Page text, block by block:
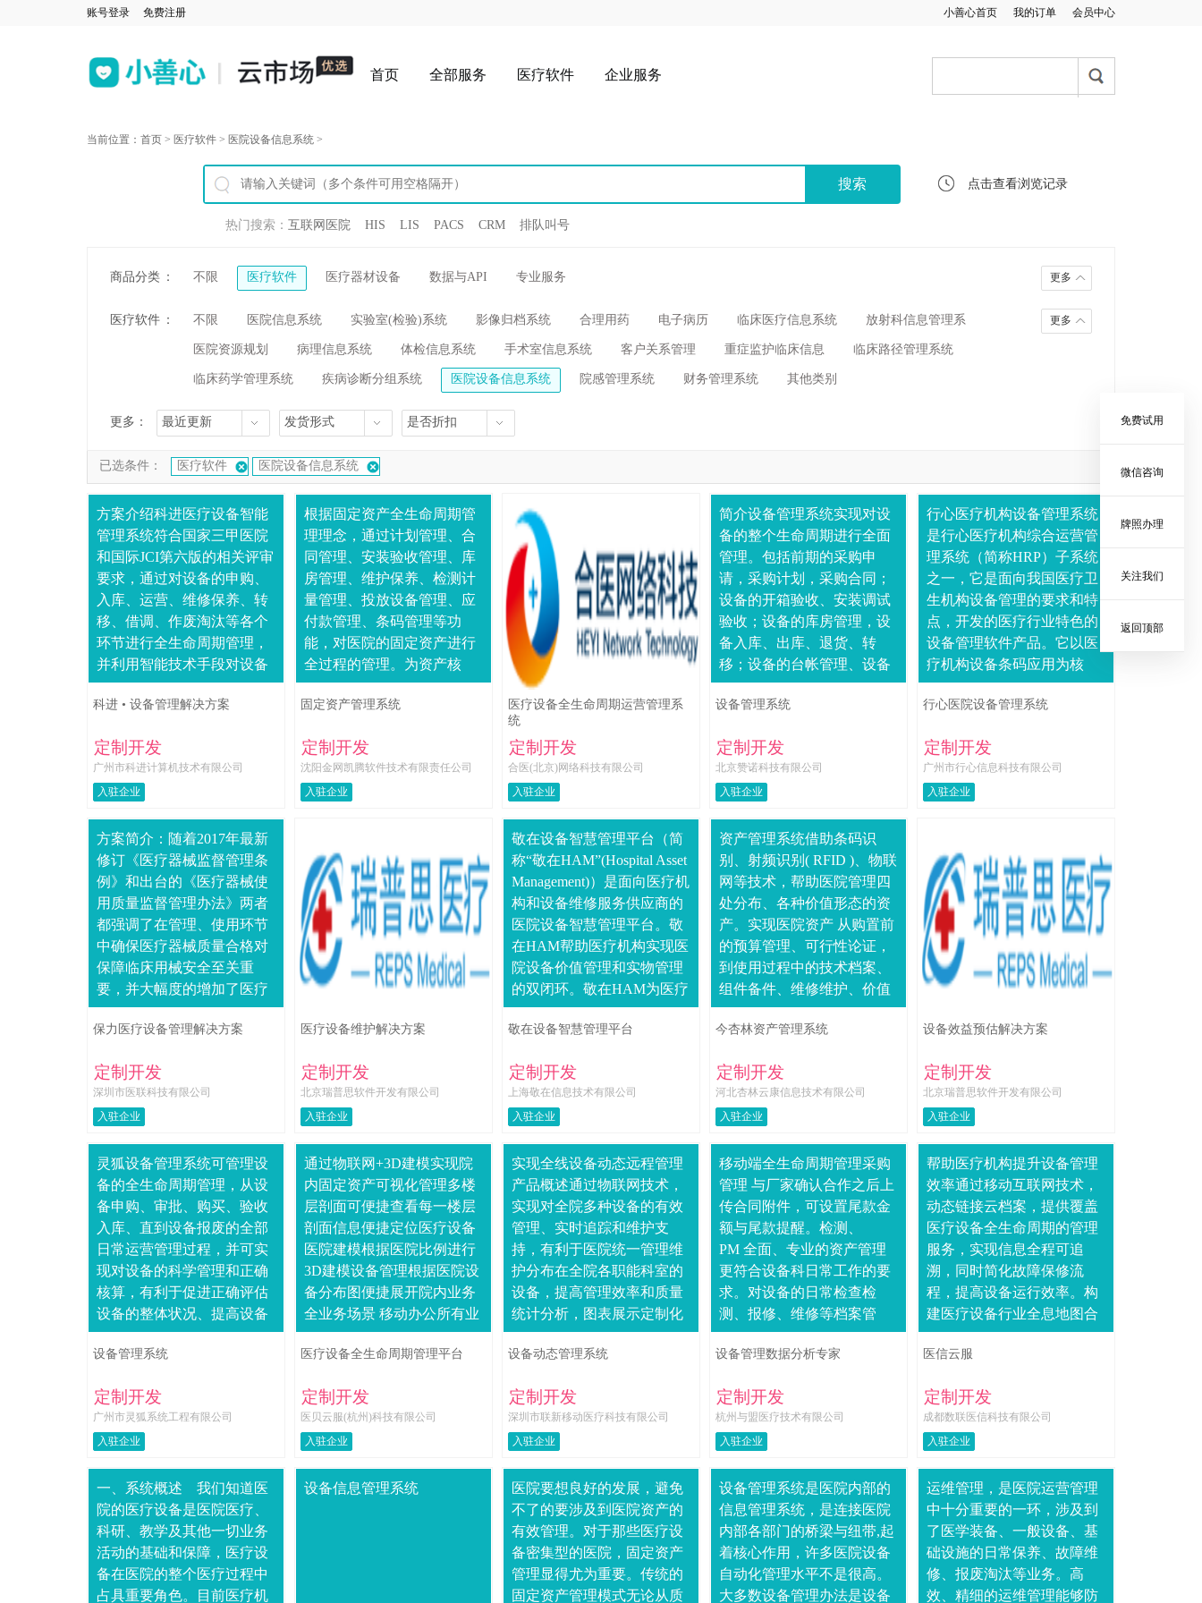
账号登录 免费注册 小善心首页 我的订单 会员中心
首页 全部服务 医疗软件 企业服务
当前位置： 首页 > 医疗软件 > 医院设备信息系统 >
点击查看浏览记录
热门搜索： 互联网医院 HIS LIS PACS CRM 排队叫号
商品分类 ： 不限 医疗软件 医疗器材设备 数据与API 专业服务 更多
医疗软件 ： 不限 医院信息系统 实验室(检验)系统 影像归档系统 合理用药 电子病历 临床医疗信息系统 放射科信息管理系
医院资源规划 病理信息系统 体检信息系统 手术室信息系统 客户关系管理 重症监护临床信息 临床路径管理系统
临床药学管理系统 疾病诊断分组系统 医院设备信息系统 院感管理系统 财务管理系统 其他类别
更多
更多： 最近更新 发货形式 是否折扣
已选条件： 医疗软件 医院设备信息系统
方案介绍科进医疗设备智能
管理系统符合国家三甲医院
和国际JCI第六版的相关评审
要求，通过对设备的申购、
入库、运营、维修保养、转
移、借调、作废淘汰等各个
环节进行全生命周期管理，
并利用智能技术手段对设备
的健康情况进行24小时监控
和风险预警，实时把控全院
科进 • 设备管理解决方案
定制开发
广州市科进计算机技术有限公司
入驻企业
根据固定资产全生命周期管
理理念，通过计划管理、合
同管理、安装验收管理、库
房管理、维护保养、检测计
量管理、投放设备管理、应
付款管理、条码管理等功
能，对医院的固定资产进行
全过程的管理。为资产核
算、全成本核算及绩效提供
真实可靠的数据，对医院的
减....
固定资产管理系统
定制开发
沈阳金网凯腾软件技术有限责任公司
入驻企业
医疗设备全生命周期运营管理系
统
定制开发
合医(北京)网络科技有限公司
入驻企业
简介设备管理系统实现对设
备的整个生命周期进行全面
管理。包括前期的采购申
请，采购计划，采购合同；
设备的开箱验收、安装调试
验收；设备的库房管理，设
备入库、出库、退货、转
移；设备的台帐管理、设备
启用、封存、调拨、调配、
报废、调帐管理；设备的维
划、....
设备管理系统
定制开发
北京赞诺科技有限公司
入驻企业
行心医疗机构设备管理系统
是行心医疗机构综合运营管
理系统（简称HRP）子系统
之一，它是面向我国医疗卫
生机构设备管理的要求和特
点，开发的医疗行业特色的
设备管理软件产品。它以医
疗机构设备条码应用为核
心，以网络平台为依托，围
绕医疗机构和医疗事业单位
行心医院设备管理系统
定制开发
广州市行心信息科技有限公司
入驻企业
方案简介：随着2017年最新
修订《医疗器械监督管理条
例》和出台的《医疗器械使
用质量监督管理办法》两者
都强调了在管理、使用环节
中确保医疗器械质量合格对
保障临床用械安全至关重
要，并大幅度的增加了医疗
器械使用环节的监管条款，
丰富了医疗器械使用质量管
保力医疗设备管理解决方案
定制开发
深圳市医联科技有限公司
入驻企业
医疗设备维护解决方案
定制开发
北京瑞普思软件开发有限公司
入驻企业
敬在设备智慧管理平台（简
称“敬在HAM”(Hospital Asset
Management)）是面向医疗机
构和设备维修服务供应商的
医院设备智慧管理平台。敬
在HAM帮助医疗机构实现医
院设备价值管理和实物管理
的双闭环。敬在HAM为医疗
机构和维修服务商搭建云上
高效....
敬在设备智慧管理平台
定制开发
上海敬在信息技术有限公司
入驻企业
资产管理系统借助条码识
别、射频识别( RFID )、物联
网等技术，帮助医院管理四
处分布、各种价值形态的资
产。实现医院资产 从购置前
的预算管理、可行性论证，
到使用过程中的技术档案、
组件备件、维修维护、价值
折旧等，再到使用后的资产
盘点、清理、报废的全生命
今杏林资产管理系统
定制开发
河北杏林云康信息技术有限公司
入驻企业
设备效益预估解决方案
定制开发
北京瑞普思软件开发有限公司
入驻企业
灵狐设备管理系统可管理设
备的全生命周期管理，从设
备申购、审批、购买、验收
入库、直到设备报废的全部
日常运营管理过程，并可实
现对设备的科学管理和正确
核算，有利于促进正确评估
设备的整体状况、提高设备
使用效率、降低设备成本、
保护设备的安全完整，从而
设备管理系统
定制开发
广州市灵狐系统工程有限公司
入驻企业
通过物联网+3D建模实现院
内固定资产可视化管理多楼
层剖面可便捷查看每一楼层
剖面信息便捷定位医疗设备
医院建模根据医院比例进行
3D建模设备管理根据医院设
备分布图便捷展开院内业务
全业务场景 移动办公所有业
务操作均可在移动端便捷完
成设备台账查看设备详细信
医疗设备全生命周期管理平台
定制开发
医贝云服(杭州)科技有限公司
入驻企业
实现全线设备动态远程管理
产品概述通过物联网技术，
实现对全院多种设备的有效
管理、实时追踪和维护支
持，有利于医院统一管理维
护分布在全院各职能科室的
设备，提高管理效率和质量
统计分析，图表展示定制化
配置并自动生成各类设备报
表，为医院提供可视化的信
设备动态管理系统
定制开发
深圳市联新移动医疗科技有限公司
入驻企业
移动端全生命周期管理采购
管理 与厂家确认合作之后上
传合同附件，可设置尾款金
额与尾款提醒。检测、
PM 全面、专业的资产管理
更符合设备科日常工作的要
求。对设备的日常检查检
测、报修、维修等档案管
理 采购管理可以填写采购相
关信息，设备预算....
设备管理数据分析专家
定制开发
杭州与盟医疗技术有限公司
入驻企业
帮助医疗机构提升设备管理
效率通过移动互联网技术，
动态链接云档案，提供覆盖
医疗设备全生命周期的管理
服务，实现信息全程可追
溯，同时简化故障保修流
程，提高设备运行效率。构
建医疗设备行业全息地图合
作省市达21个，合作医院数
量达428家，连接医疗设备数
医信云服
定制开发
成都数联医信科技有限公司
入驻企业
一、系统概述 我们知道医
院的医疗设备是医院医疗、
科研、教学及其他一切业务
活动的基础和保障，医疗设
备在医院的整个医疗过程中
占具重要角色。目前医疗机
设备信息管理系统
医院要想良好的发展，避免
不了的要涉及到医院资产的
有效管理。对于那些医疗设
备密集型的医院，固定资产
管理显得尤为重要。传统的
固定资产管理模式无论从质
设备管理系统是医院内部的
信息管理系统，是连接医院
内部各部门的桥梁与纽带,起
着核心作用，许多医院设备
自动化管理水平不是很高。
大多数设备管理办法是设备
运维管理，是医院运营管理
中十分重要的一环，涉及到
了医学装备、一般设备、基
础设施的日常保养、故障维
修、报废淘汰等业务。高
效、精细的运维管理能够防
免费试用
微信咨询
牌照办理
关注我们
返回顶部